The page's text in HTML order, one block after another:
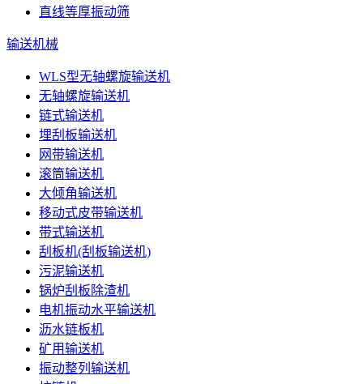
直线等厚振动筛
输送机械
WLS型无轴螺旋输送机
无轴螺旋输送机
链式输送机
埋刮板输送机
网带输送机
滚筒输送机
大倾角输送机
移动式皮带输送机
带式输送机
刮板机(刮板输送机)
污泥输送机
锅炉刮板除渣机
电机振动水平输送机
沥水链板机
矿用输送机
振动整列输送机